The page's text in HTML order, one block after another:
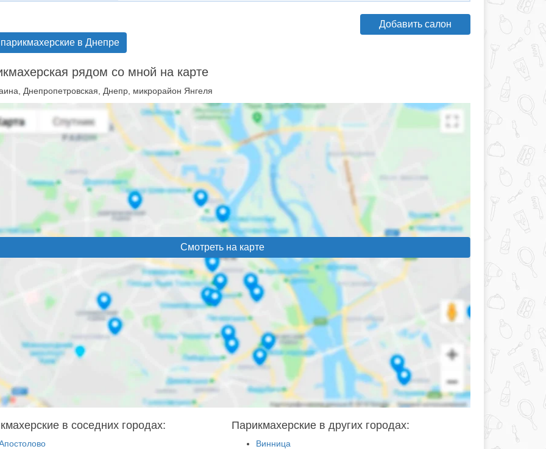
в Днепре
Добавить салон
рядом со мной на карте
Днепропетровская, Днепр, микрорайон Янгеля
Смотреть на карте
в соседних городах: Парикмахерские в других городах:
Винница